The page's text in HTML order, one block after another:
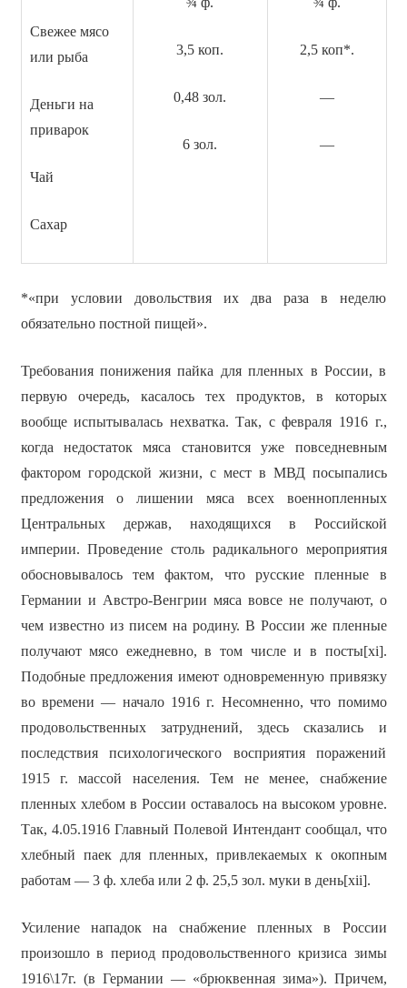
Свежее мясо
или рыба
Деньги на
приварок
Чай
Сахар
3,5 коп.
0,48 зол.
6 зол.
2,5 коп*.
—
—
*«при условии довольствия их два раза в неделю
обязательно постной пищей».
Требования понижения пайка для пленных в России, в
первую очередь, касалось тех продуктов, в которых
вообще испытывалась нехватка. Так, с февраля 1916 г.,
когда недостаток мяса становится уже повседневным
фактором городской жизни, с мест в МВД посыпались
предложения о лишении мяса всех военнопленных
Центральных держав, находящихся в Российской
империи. Проведение столь радикального мероприятия
обосновывалось тем фактом, что русские пленные в
Германии и Австро-Венгрии мяса вовсе не получают, о
чем известно из писем на родину. В России же пленные
получают мясо ежедневно, в том числе и в посты[xi].
Подобные предложения имеют одновременную привязку
во времени — начало 1916 г. Несомненно, что помимо
продовольственных затруднений, здесь сказались и
последствия психологического восприятия поражений
1915 г. массой населения. Тем не менее, снабжение
пленных хлебом в России оставалось на высоком уровне.
Так, 4.05.1916 Главный Полевой Интендант сообщал, что
хлебный паек для пленных, привлекаемых к окопным
работам — 3 ф. хлеба или 2 ф. 25,5 зол. муки в день[xii].
Усиление нападок на снабжение пленных в России
произошло в период продовольственного кризиса зимы
1916\17г. (в Германии — «брюквенная зима»). Причем,